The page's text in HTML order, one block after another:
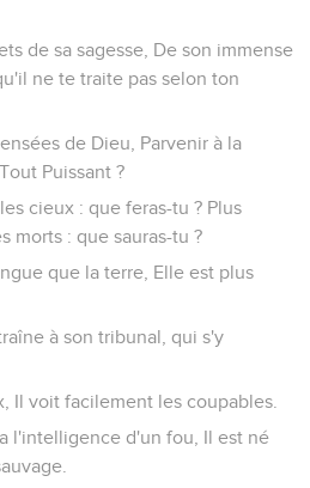
de sa sagesse, De son immense
ne te traite pas selon ton
de Dieu, Parvenir à la
Puissant ?
cieux : que feras-tu ? Plus
morts : que sauras-tu ?
que la terre, Elle est plus
à son tribunal, qui s'y
Il voit facilement les coupables.
l'intelligence d'un fou, Il est né